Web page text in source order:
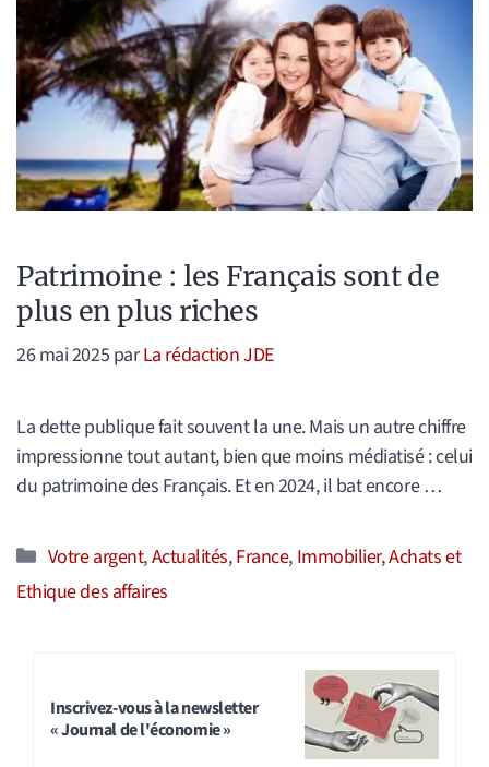
Patrimoine : les Français sont de
plus en plus riches
26 mai 2025 parLa rédaction JDE
La dette publique fait souvent la une. Mais un autre chiffre
impressionne tout autant, bien que moins médiatisé : celui
du patrimoine des Français. Et en 2024, il bat encore …
Catégories
Votre argent,Actualités,France, Immobilier, Achats et
Ethique des affaires
Inscrivez-vous à la newsletter
« Journal de l'économie »